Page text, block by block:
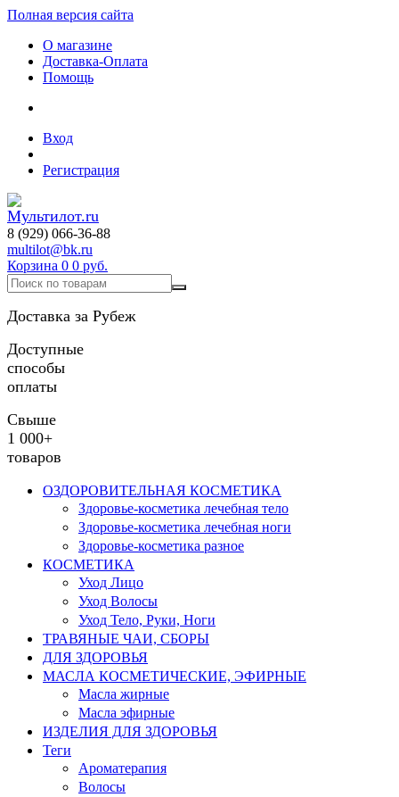
Полная версия сайта
О магазине
Доставка-Оплата
Помощь
Вход
Регистрация
8 (929) 066-36-88
multilot@bk.ru
Корзина 0 0 руб.
Доставка за Рубеж
Доступные
способы
оплаты
Свыше
1 000+
товаров
ОЗДОРОВИТЕЛЬНАЯ КОСМЕТИКА
Здоровье-косметика лечебная тело
Здоровье-косметика лечебная ноги
Здоровье-косметика разное
КОСМЕТИКА
Уход Лицо
Уход Волосы
Уход Тело, Руки, Ноги
ТРАВЯНЫЕ ЧАИ, СБОРЫ
ДЛЯ ЗДОРОВЬЯ
МАСЛА КОСМЕТИЧЕСКИЕ, ЭФИРНЫЕ
Масла жирные
Масла эфирные
ИЗДЕЛИЯ ДЛЯ ЗДОРОВЬЯ
Теги
Ароматерапия
Волосы